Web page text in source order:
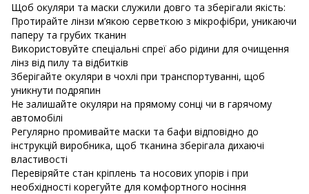
Щоб окуляри та маски служили довго та зберігали якість:
Протирайте лінзи м’якою серветкою з мікрофібри, уникаючи
паперу та грубих тканин
Використовуйте спеціальні спреї або рідини для очищення
лінз від пилу та відбитків
Зберігайте окуляри в чохлі при транспортуванні, щоб
уникнути подряпин
Не залишайте окуляри на прямому сонці чи в гарячому
автомобілі
Регулярно промивайте маски та бафи відповідно до
інструкцій виробника, щоб тканина зберігала дихаючі
властивості
Перевіряйте стан кріплень та носових упорів і при
необхідності корегуйте для комфортного носіння